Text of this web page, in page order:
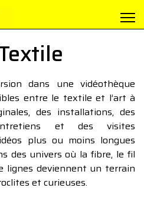
dans une vidéothèque
entre le textile et l’art à
des installations, des
et des visites
plus ou moins longues
des univers où la fibre, le fil
lignes deviennent un terrain
et curieuses.